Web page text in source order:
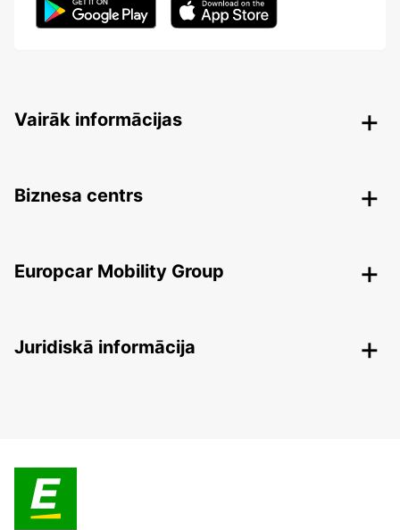
Vairāk informācijas
Biznesa centrs
Europcar Mobility Group
Juridiskā informācija